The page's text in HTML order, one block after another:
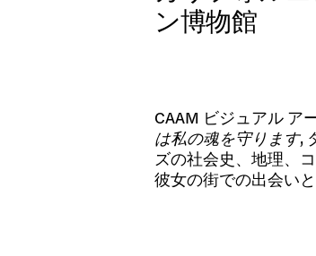
公
ア
日
ン博物館
CAAM ビジュアル ア
は私の魂を守ります,
ズの社会史、地理、
彼女の街での出会い